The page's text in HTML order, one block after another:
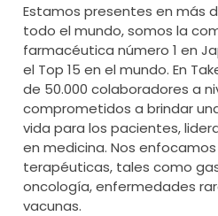
Estamos presentes en más
todo el mundo, somos la
farmacéutica número 1 en
el Top 15 en el mundo. En
de 50.000 colaboradores a
comprometidos a brindar
vida para los pacientes,
en medicina. Nos
terapéuticas, tales como
oncología, enfermedades
vacunas.